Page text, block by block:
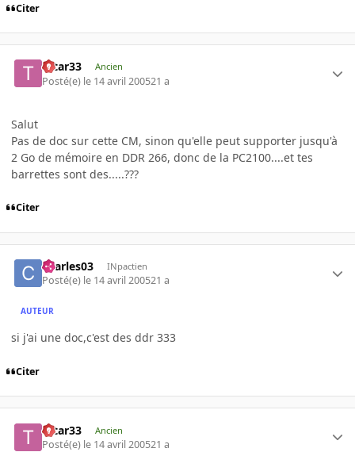
Citer
tatar33 Ancien
Posté(e) le 14 avril 200521 a
Salut
Pas de doc sur cette CM, sinon qu'elle peut supporter jusqu'à
2 Go de mémoire en DDR 266, donc de la PC2100....et tes
barrettes sont des.....???
Citer
charles03 INpactien
Posté(e) le 14 avril 200521 a
AUTEUR
si j'ai une doc,c'est des ddr 333
Citer
tatar33 Ancien
Posté(e) le 14 avril 200521 a